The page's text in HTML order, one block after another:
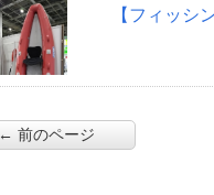
← 前のページ